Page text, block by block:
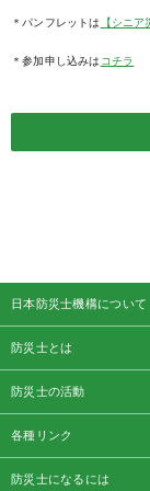
＊パンフレットは 【シニ
＊参加申し込みは コチラ
日本防災士機構について
防災士とは
防災士の活動
各種リンク
防災士になるには